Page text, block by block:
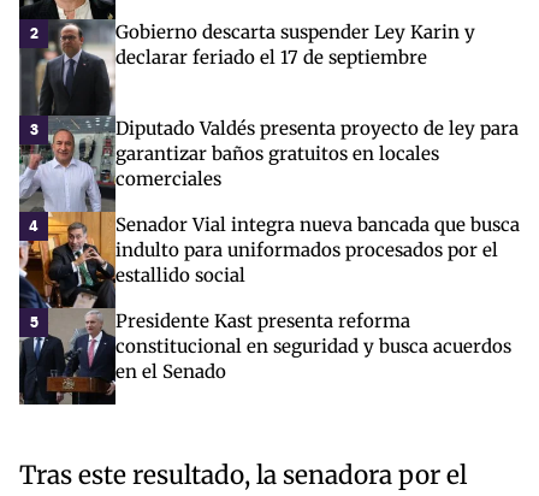
2
Gobierno descarta suspender Ley Karin y
declarar feriado el 17 de septiembre
3
Diputado Valdés presenta proyecto de ley para
garantizar baños gratuitos en locales
comerciales
4
Senador Vial integra nueva bancada que busca
indulto para uniformados procesados por el
estallido social
5
Presidente Kast presenta reforma
constitucional en seguridad y busca acuerdos
en el Senado
Tras este resultado, la senadora por el